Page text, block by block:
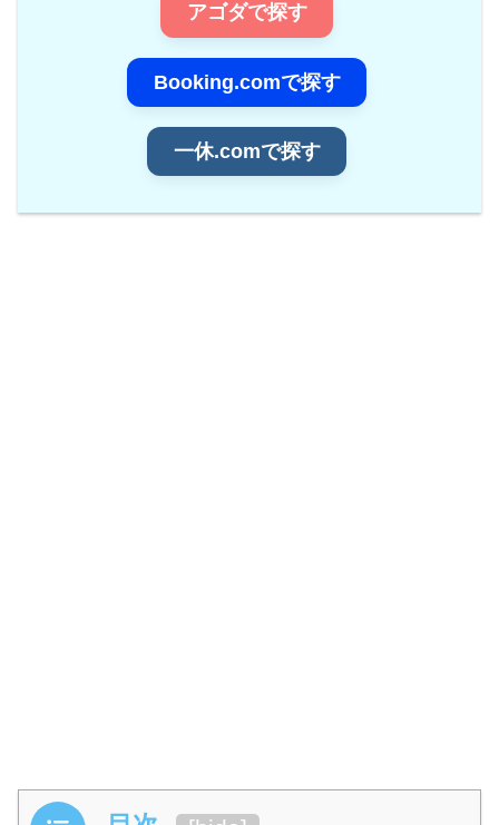
アゴダで探す
Booking.comで探す
一休.comで探す